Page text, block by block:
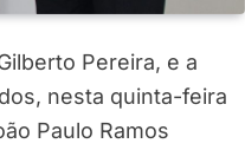
Pereira, e a
nesta quinta-feira
Paulo Ramos